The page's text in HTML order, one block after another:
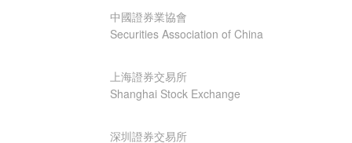
中國證券業協會
Securities Association of China
上海證券交易所
Shanghai Stock Exchange
深圳證券交易所